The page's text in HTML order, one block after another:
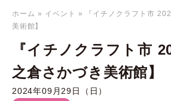
ホーム » イベント »
『イチノクラフト市
美術館】
『イチノクラフト市
之倉さかづき美術館】
2024年09月29日（日）